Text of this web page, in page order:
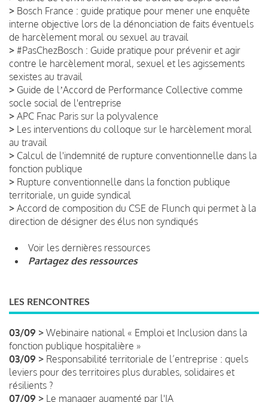
> Bosch France : guide pratique pour mener une enquête
interne objective lors de la dénonciation de faits éventuels
de harcèlement moral ou sexuel au travail
> #PasChezBosch : Guide pratique pour prévenir et agir
contre le harcèlement moral, sexuel et les agissements
sexistes au travail
> Guide de lʼAccord de Performance Collective comme
socle social de l'entreprise
> APC Fnac Paris sur la polyvalence
> Les interventions du colloque sur le harcèlement moral
au travail
> Calcul de l'indemnité de rupture conventionnelle dans la
fonction publique
> Rupture conventionnelle dans la fonction publique
territoriale, un guide syndical
> Accord de composition du CSE de Flunch qui permet à la
direction de désigner des élus non syndiqués
Voir les dernières ressources
Partagez des ressources
LES RENCONTRES
03/09 > Webinaire national « Emploi et Inclusion dans la
fonction publique hospitalière »
03/09 > Responsabilité territoriale de l’entreprise : quels
leviers pour des territoires plus durables, solidaires et
résilients ?
07/09 > Le manager augmenté par l'IA